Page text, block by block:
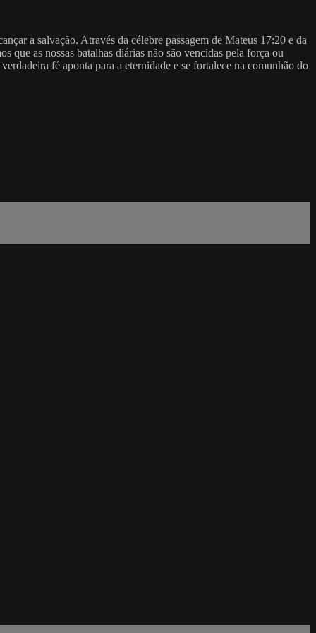
a salvação. Através da célebre passagem de Mateus 17:20 e da
as nossas batalhas diárias não são vencidas pela força ou
fé aponta para a eternidade e se fortalece na comunhão do